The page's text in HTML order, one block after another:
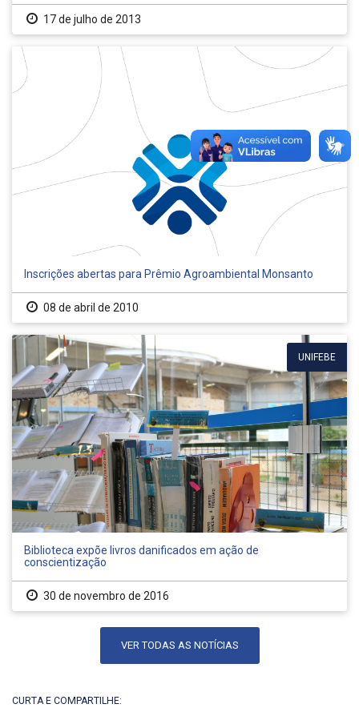
17 de julho de 2013
Inscrições abertas para Prêmio Agroambiental Monsanto
08 de abril de 2010
UNIFEBE
Biblioteca expõe livros danificados em ação de
conscientização
30 de novembro de 2016
VER TODAS AS NOTÍCIAS
CURTA E COMPARTILHE: